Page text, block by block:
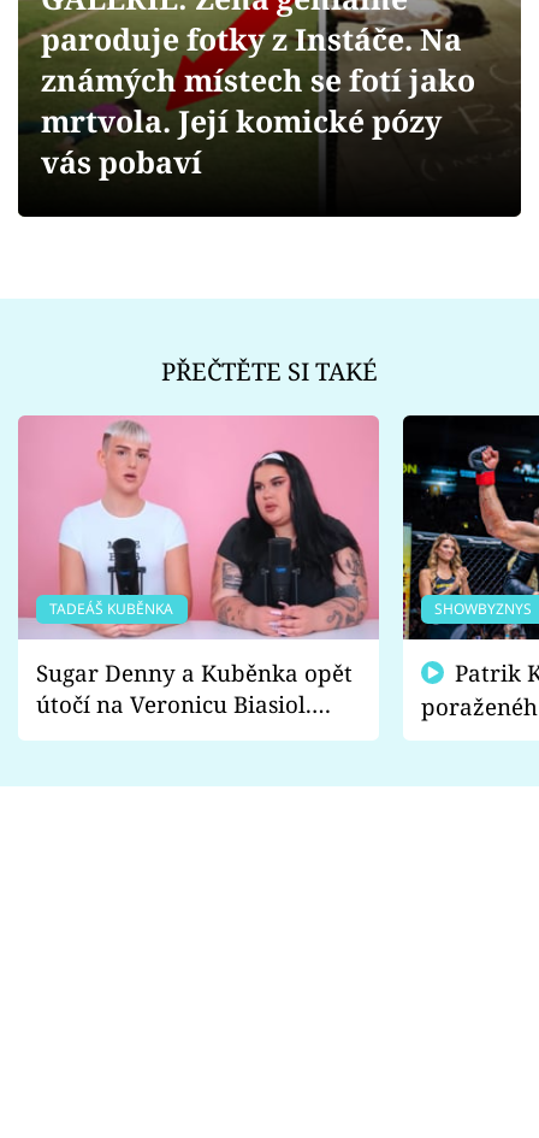
Videa
Sledujte prima+
paroduje fotky z Instáče. Na
známých místech se fotí jako
mrtvola. Její komické pózy
vás pobaví
PŘEČTĚTE SI TAKÉ
TADEÁŠ KUBĚNKA
Sugar Denny a Kuběnka opět
útočí na Veronicu Biasiol.
Proč je podle nich falešná a
SHOWBYZNYS
fanoušci